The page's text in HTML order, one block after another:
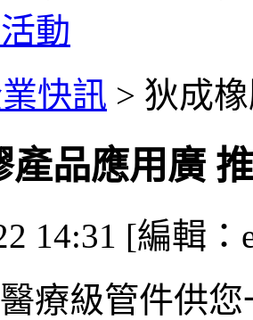
動
快訊 > 狄成
產品應用廣
14:31 [編輯：
療級管件供